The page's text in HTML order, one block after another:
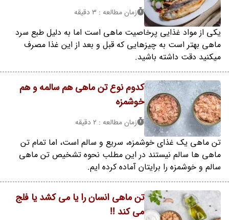
زمان مطالعه : 3 دقیقه
یکی از مواد غذایی پرخاصیت ماهی است اما به دلیل طبع سرد
ماهی بهتر است به چیزهایی که قبل و بعد از این غذا مصرف
میکنید دقت داشته باشید.
کدوم نوع تن ماهی هم سالمه و هم
خوشمزه
زمان مطالعه : 2 دقیقه
تن ماهی یک غذای خوشمزه، سریع و سالم است، اما تمام تن
ماهی ها سالم نیستند در این مطلب نحوه تشخیص تن ماهی
سالم و خوشمزه را برایتان آماده کرده ایم.
تن ماهی انسان را یا می کشد یا فلج
می کند !!